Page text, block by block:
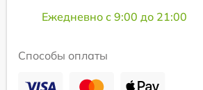
Ежедневно с 9:00 до 21:00
Способы оплаты